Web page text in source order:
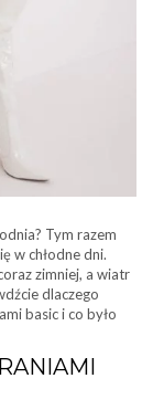
Tym razem
w chłodne dni.
zimniej, a wiatr
dlaczego
basic i co było